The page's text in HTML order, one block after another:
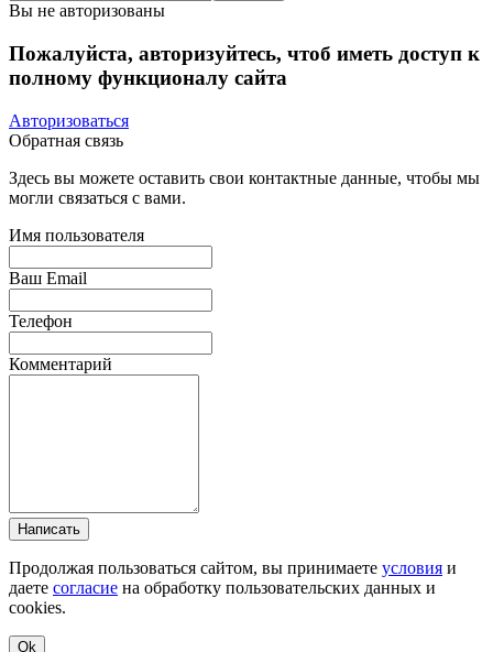
Вы не авторизованы
Пожалуйста, авторизуйтесь, чтоб иметь доступ к
полному функционалу сайта
Авторизоваться
Обратная связь
Здесь вы можете оставить свои контактные данные, чтобы мы
могли связаться с вами.
Имя пользователя
Ваш Email
Телефон
Комментарий
Написать
Продолжая пользоваться сайтом, вы принимаете условия и
даете согласие на обработку пользовательских данных и
cookies.
Ok